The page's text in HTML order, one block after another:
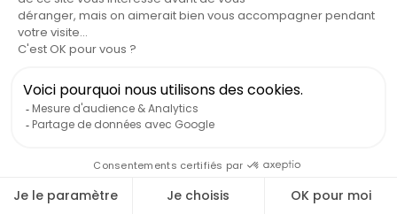
Attractivité pour les
locataires possédant
un véhicule électrique
(ou envisageant d’en
acquérir un)
immeubles équipés